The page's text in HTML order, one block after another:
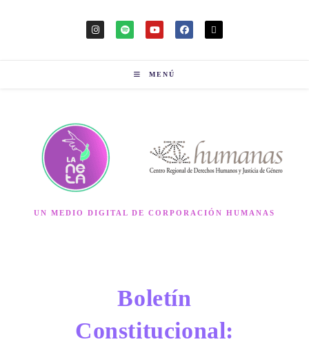
MENÚ
UN MEDIO DIGITAL DE CORPORACIÓN HUMANAS
Boletín
Constitucional: